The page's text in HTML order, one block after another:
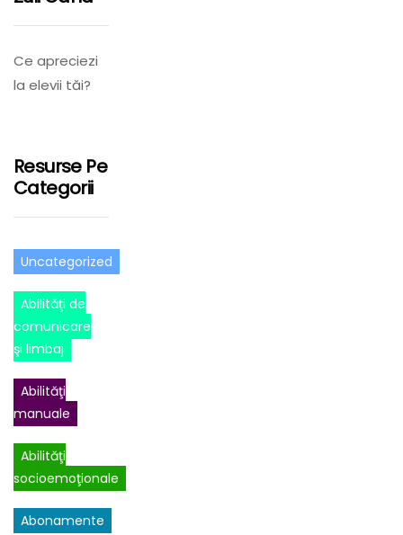
Ce apreciezi
la elevii tăi?
Resurse Pe
Categorii
Uncategorized
Abilităţi de
comunicare
şi limbaj
Abilităţi
manuale
Abilităţi
socioemoţionale
Abonamente